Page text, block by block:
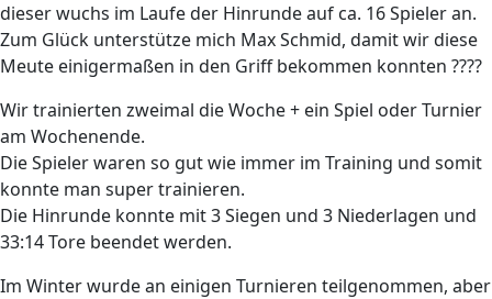
dieser wuchs im Laufe der Hinrunde auf ca. 16 Spieler an.
Zum Glück unterstütze mich Max Schmid, damit wir diese
Meute einigermaßen in den Griff bekommen konnten ????
Wir trainierten zweimal die Woche + ein Spiel oder Turnier
am Wochenende.
Die Spieler waren so gut wie immer im Training und somit
konnte man super trainieren.
Die Hinrunde konnte mit 3 Siegen und 3 Niederlagen und
33:14 Tore beendet werden.
Im Winter wurde an einigen Turnieren teilgenommen, aber